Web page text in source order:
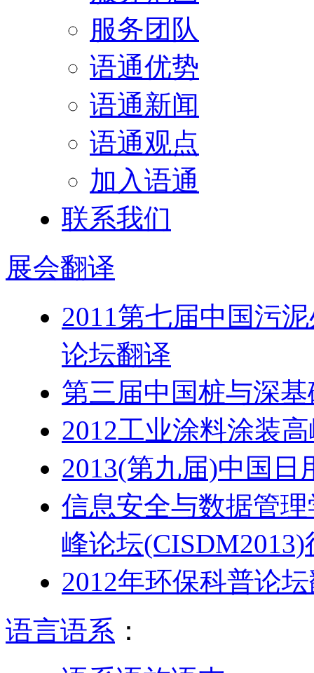
服务团队
语通优势
语通新闻
语通观点
加入语通
联系我们
展会翻译
2011第七届中国污
论坛翻译
第三届中国桩与深
2012工业涂料涂装
2013(第九届)中国
信息安全与数据管
峰论坛
2012年环保科普论
语言语系 ：